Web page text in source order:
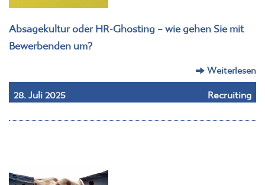
Absagekultur oder HR-Ghosting – wie gehen Sie mit
Bewerbenden um?
Weiterlesen
28. Juli 2025 Recruiting